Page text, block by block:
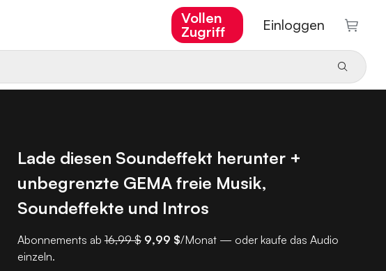
Vollen
Zugriff
Einloggen
Lade diesen Soundeffekt herunter +
unbegrenzte GEMA freie Musik,
Soundeffekte und Intros
Abonnements ab16,99 $ 9,99 $/Monat — oder kaufe das Audio
einzeln.